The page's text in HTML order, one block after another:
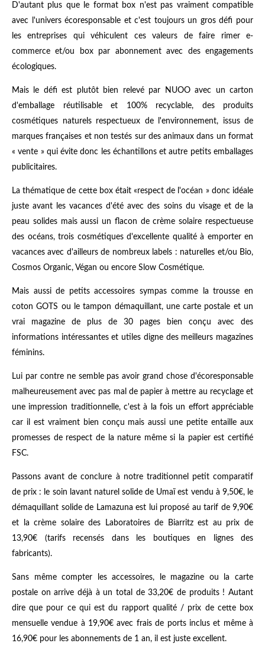
D'autant plus que le format box n'est pas vraiment compatible
avec l'univers écoresponsable et c'est toujours un gros défi pour
les entreprises qui véhiculent ces valeurs de faire rimer e-
commerce et/ou box par abonnement avec des engagements
écologiques.
Mais le défi est plutôt bien relevé par NUOO avec un carton
d'emballage réutilisable et 100% recyclable, des produits
cosmétiques naturels respectueux de l'environnement, issus de
marques françaises et non testés sur des animaux dans un format
« vente » qui évite donc les échantillons et autre petits emballages
publicitaires.
La thématique de cette box était «respect de l'océan » donc idéale
juste avant les vacances d'été avec des soins du visage et de la
peau solides mais aussi un flacon de crème solaire respectueuse
des océans, trois cosmétiques d'excellente qualité à emporter en
vacances avec d'ailleurs de nombreux labels : naturelles et/ou Bio,
Cosmos Organic, Végan ou encore Slow Cosmétique.
Mais aussi de petits accessoires sympas comme la trousse en
coton GOTS ou le tampon démaquillant, une carte postale et un
vrai magazine de plus de 30 pages bien conçu avec des
informations intéressantes et utiles digne des meilleurs magazines
féminins.
Lui par contre ne semble pas avoir grand chose d'écoresponsable
malheureusement avec pas mal de papier à mettre au recyclage et
une impression traditionnelle, c'est à la fois un effort appréciable
car il est vraiment bien conçu mais aussi une petite entaille aux
promesses de respect de la nature même si la papier est certifié
FSC.
Passons avant de conclure à notre traditionnel petit comparatif
de prix : le soin lavant naturel solide de Umaï est vendu à 9,50€, le
démaquillant solide de Lamazuna est lui proposé au tarif de 9,90€
et la crème solaire des Laboratoires de Biarritz est au prix de
13,90€ (tarifs recensés dans les boutiques en lignes des
fabricants).
Sans même compter les accessoires, le magazine ou la carte
postale on arrive déjà à un total de 33,20€ de produits ! Autant
dire que pour ce qui est du rapport qualité / prix de cette box
mensuelle vendue à 19,90€ avec frais de ports inclus et même à
16,90€ pour les abonnements de 1 an, il est juste excellent.